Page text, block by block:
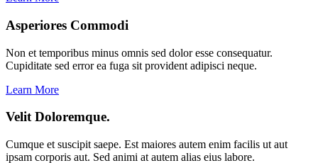
Asperiores Commodi
Non et temporibus minus omnis sed dolor esse consequatur.
Cupiditate sed error ea fuga sit provident adipisci neque.
Learn More
Velit Doloremque.
Cumque et suscipit saepe. Est maiores autem enim facilis ut aut
ipsam corporis aut. Sed animi at autem alias eius labore.